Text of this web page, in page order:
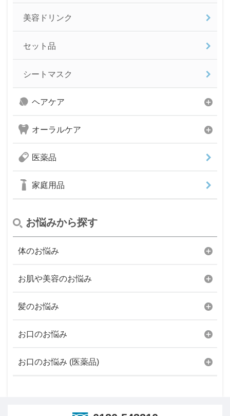
美容ドリンク
セット品
シートマスク
ヘアケア
オーラルケア
医薬品
家庭用品
お悩みから探す
体のお悩み
お肌や美容のお悩み
髪のお悩み
お口のお悩み
お口のお悩み (医薬品)